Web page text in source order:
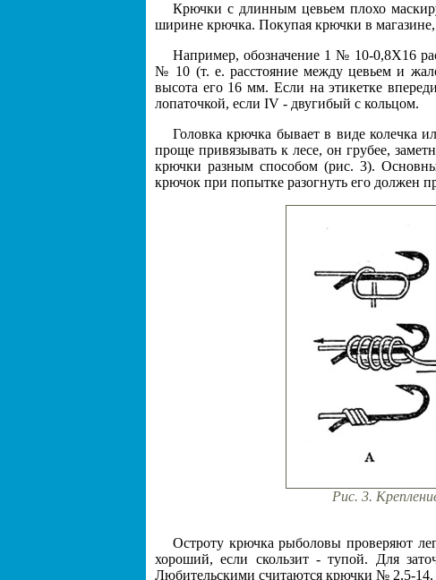
Крючки с длинным цевьем плохо
ширине крючка. Покупая крючки в
Например, обозначение 1 № 10-0,8X16
№ 10 (т. е. расстояние между цевьем и
высота его 16 мм. Если на этикетке
лопаточкой, если IV - двугибый с кольцом.
Головка крючка бывает в виде колечка
проще привязывать к лесе, он грубее,
крючки разным способом (рис. 3).
крючок при попытке разогнуть его должен
Рис. 3.
Остроту крючка рыболовы проверяют
хороший, если скользит - тупой. Для
Любительскими считаются крючки № 2,5-14,